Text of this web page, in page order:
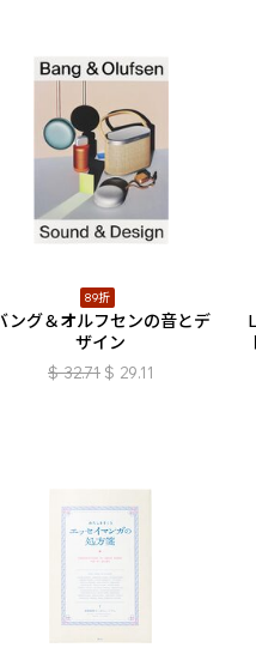
89折
ング＆オルフセンの音とデ
ザイン
$ 32.71 $ 29.11